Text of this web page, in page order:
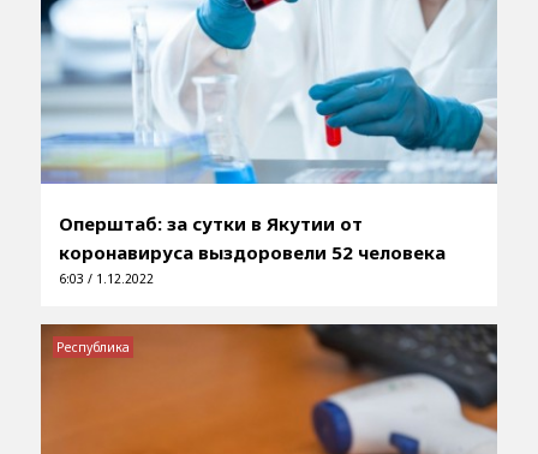
Оперштаб: за сутки в Якутии от
коронавируса выздоровели 52 человека
6:03 / 1.12.2022
Республика